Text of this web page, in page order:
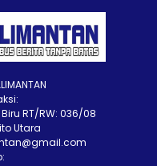
RT/RW: 036/08
Utara